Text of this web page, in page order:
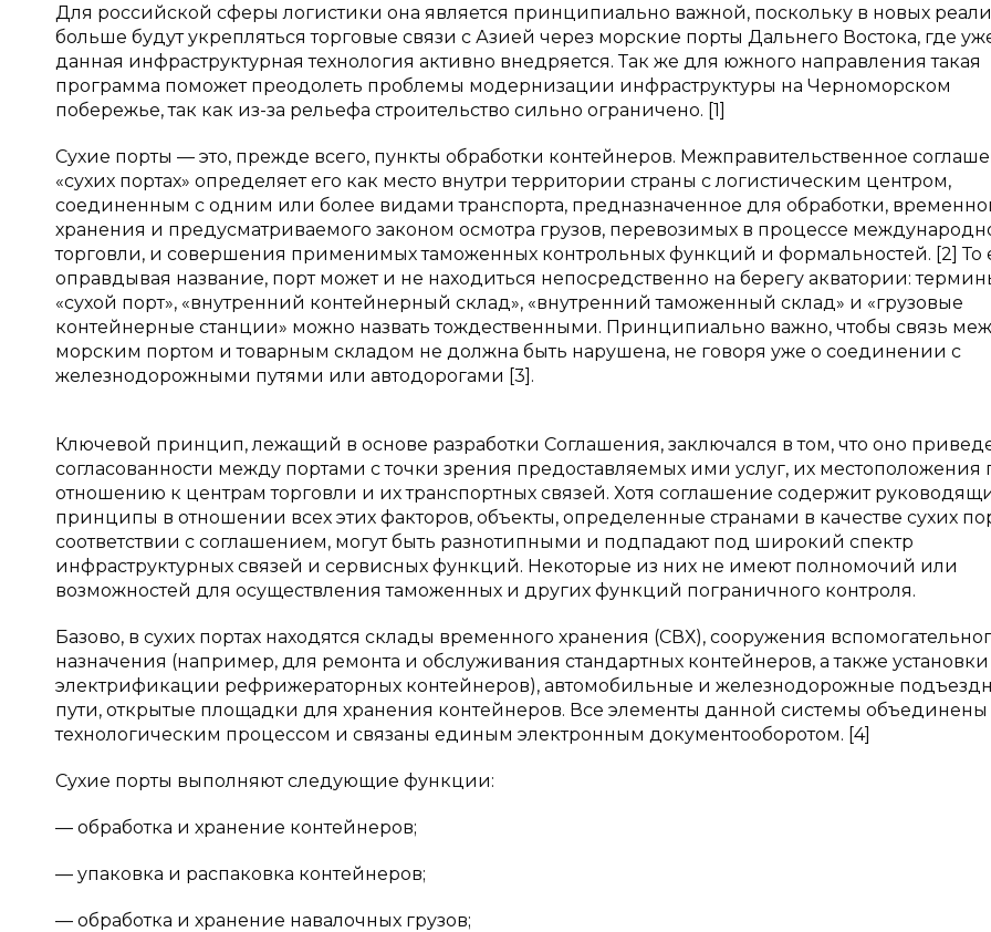
Для российской сферы логистики она является принципиально важной, поскольку в новых
больше будут укрепляться торговые связи с Азией через морские порты Дальнего Востока, где
данная инфраструктурная технология активно внедряется. Так же для южного направления такая
программа поможет преодолеть проблемы модернизации инфраструктуры на Черноморском
побережье, так как из-за рельефа строительство сильно ограничено. [1]
Сухие порты — это, прежде всего, пункты обработки контейнеров. Межправительственное
«сухих портах» определяет его как место внутри территории страны с логистическим центром,
соединенным с одним или более видами транспорта, предназначенное для обработки,
хранения и предусматриваемого законом осмотра грузов, перевозимых в процессе
торговли, и совершения применимых таможенных контрольных функций и формальностей. [2] То
оправдывая название, порт может и не находиться непосредственно на берегу акватории:
«сухой порт», «внутренний контейнерный склад», «внутренний таможенный склад» и «грузовые
контейнерные станции» можно назвать тождественными. Принципиально важно, чтобы связь
морским портом и товарным складом не должна быть нарушена, не говоря уже о соединении с
железнодорожными путями или автодорогами [3].
Ключевой принцип, лежащий в основе разработки Соглашения, заключался в том, что оно
согласованности между портами с точки зрения предоставляемых ими услуг, их местоположения
отношению к центрам торговли и их транспортных связей. Хотя соглашение содержит
принципы в отношении всех этих факторов, объекты, определенные странами в качестве сухих
соответствии с соглашением, могут быть разнотипными и подпадают под широкий спектр
инфраструктурных связей и сервисных функций. Некоторые из них не имеют полномочий или
возможностей для осуществления таможенных и других функций пограничного контроля.
Базово, в сухих портах находятся склады временного хранения (СВХ), сооружения
назначения (например, для ремонта и обслуживания стандартных контейнеров, а также
электрификации рефрижераторных контейнеров), автомобильные и железнодорожные
пути, открытые площадки для хранения контейнеров. Все элементы данной системы
технологическим процессом и связаны единым электронным документооборотом. [4]
Сухие порты выполняют следующие функции:
— обработка и хранение контейнеров;
— упаковка и распаковка контейнеров;
— обработка и хранение навалочных грузов;